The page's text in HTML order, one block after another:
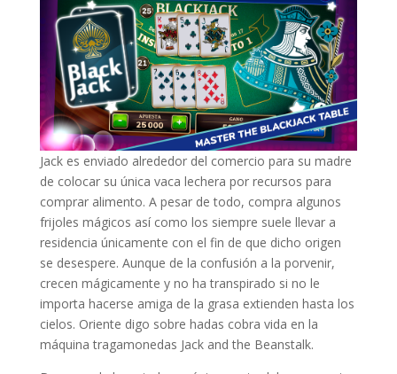
Jack es enviado alrededor del comercio para su madre
de colocar su única vaca lechera por recursos para
comprar alimento. A pesar de todo, compra algunos
frijoles mágicos así­ como los siempre suele llevar a
residencia únicamente con el fin de que dicho origen
se desespere. Aunque de la confusión a la porvenir,
crecen mágicamente y no ha transpirado si no le
importa hacerse amiga de la grasa extienden hasta los
cielos. Oriente digo sobre hadas cobra vida en la
máquina tragamonedas Jack and the Beanstalk.